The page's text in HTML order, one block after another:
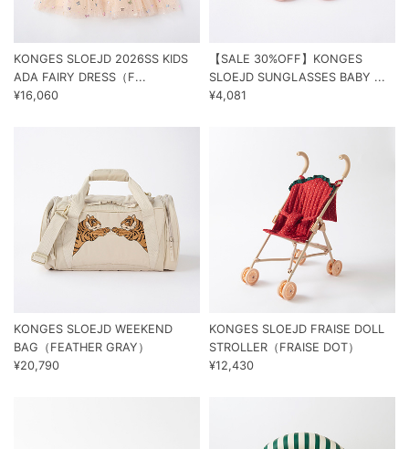
KONGES SLOEJD 2026SS KIDS
ADA FAIRY DRESS（F...
¥16,060
【SALE 30%OFF】KONGES
SLOEJD SUNGLASSES BABY ...
¥4,081
KONGES SLOEJD WEEKEND
BAG（FEATHER GRAY）
¥20,790
KONGES SLOEJD FRAISE DOLL
STROLLER（FRAISE DOT）
¥12,430